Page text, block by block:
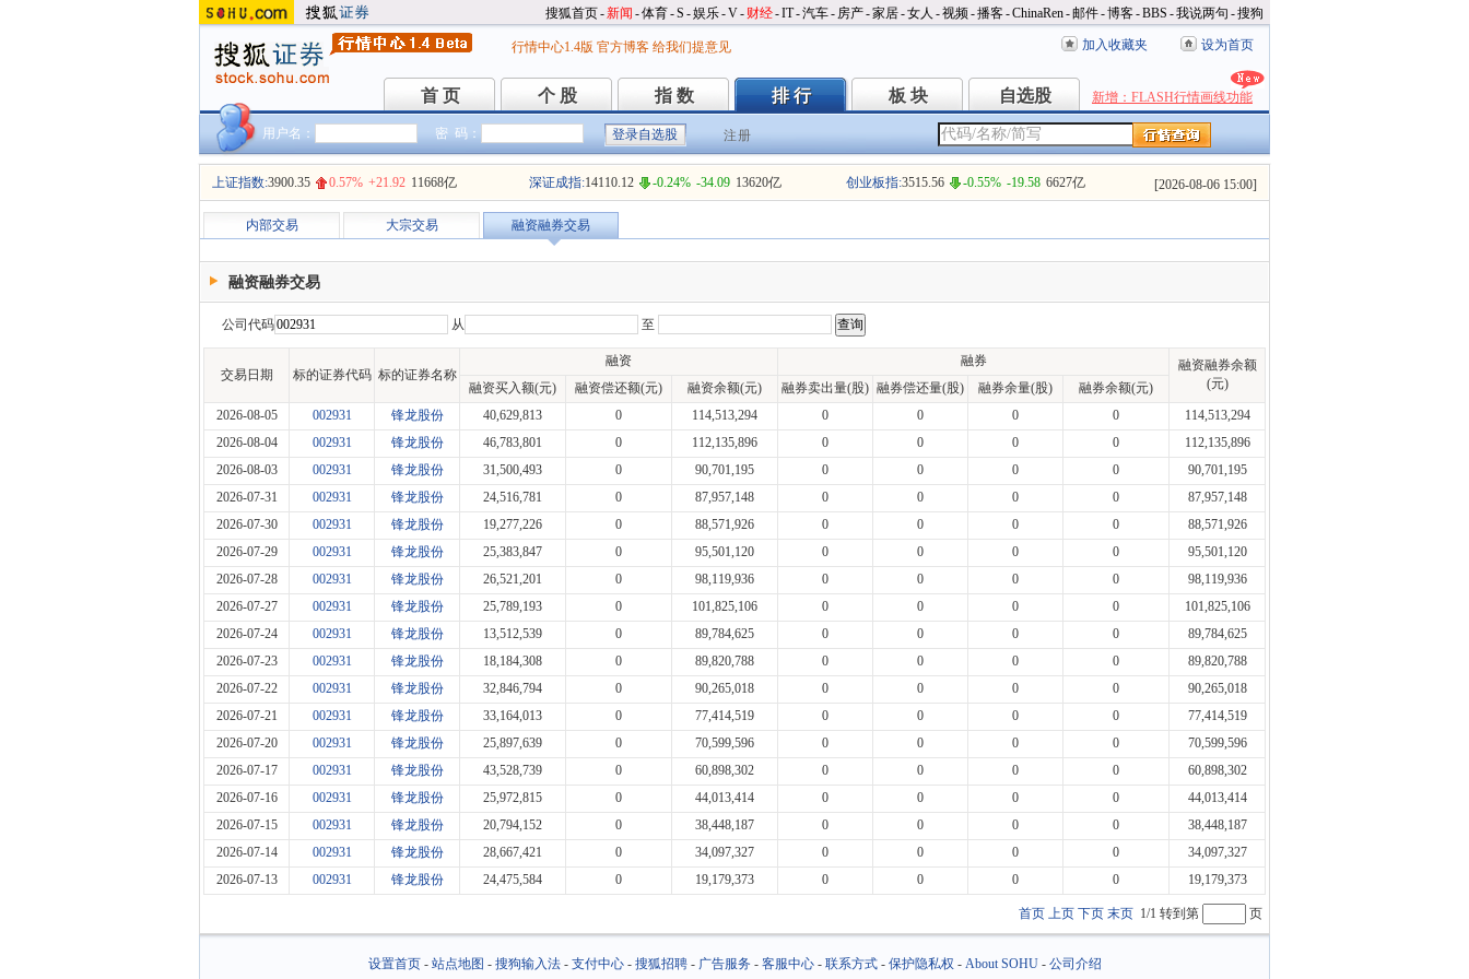
搜狐首页-新闻 -体育-S -娱乐-V- 财经-IT-汽车- 房产-家居-女人 -视频-播客-ChinaRen-邮件-博客-BBS -我说两句 -搜狗
行情中心1.4版 官方博客 给我们提意见 加入收藏夹 设为首页
首 页
首 页 个 股
个 股 指 数
指 数 排 行
排 行 板 块
板 块 自选股
自选股 新增：FLASH行情画线功能
用户名： 密 码： 注册
上证指数:3900.35 0.57% +21.92 11668亿 深证成指:14110.12 -0.24% -34.09 13620亿 创业板指:3515.56 -0.55% -19.58 6627亿 [2026-08-06 15:00]
内部交易 大宗交易 融资融券交易
融资融券交易
公司代码 从 至
交易日期 标的证券代码 标的证券名称
融资 融券
融资融券余额
(元)
融资买入额(元) 融资偿还额(元) 融资余额(元) 融券卖出量(股) 融券偿还量(股) 融券余量(股)
融券余额(元)
2026-08-05
002931 锋龙股份 40,629,813 0 114,513,294 0 0 0 0
114,513,294
2026-08-04
002931 锋龙股份 46,783,801 0 112,135,896 0 0 0 0
112,135,896
2026-08-03
002931 锋龙股份 31,500,493 0 90,701,195 0 0 0 0
90,701,195
2026-07-31
002931 锋龙股份 24,516,781 0 87,957,148 0 0 0 0
87,957,148
2026-07-30
002931 锋龙股份 19,277,226 0 88,571,926 0 0 0 0
88,571,926
2026-07-29
002931 锋龙股份 25,383,847 0 95,501,120 0 0 0 0
95,501,120
2026-07-28
002931 锋龙股份 26,521,201 0 98,119,936 0 0 0 0
98,119,936
2026-07-27
002931 锋龙股份 25,789,193 0 101,825,106 0 0 0 0
101,825,106
2026-07-24
002931 锋龙股份 13,512,539 0 89,784,625 0 0 0 0
89,784,625
2026-07-23
002931 锋龙股份 18,184,308 0 89,820,788 0 0 0 0
89,820,788
2026-07-22
002931 锋龙股份 32,846,794 0 90,265,018 0 0 0 0
90,265,018
2026-07-21
002931 锋龙股份 33,164,013 0 77,414,519 0 0 0 0
77,414,519
2026-07-20
002931 锋龙股份 25,897,639 0 70,599,596 0 0 0 0
70,599,596
2026-07-17
002931 锋龙股份 43,528,739 0 60,898,302 0 0 0 0
60,898,302
2026-07-16
002931 锋龙股份 25,972,815 0 44,013,414 0 0 0 0
44,013,414
2026-07-15
002931 锋龙股份 20,794,152 0 38,448,187 0 0 0 0
38,448,187
2026-07-14
002931 锋龙股份 28,667,421 0 34,097,327 0 0 0 0
34,097,327
2026-07-13
002931 锋龙股份 24,475,584 0 19,179,373 0 0 0 0 19,179,373
首页 上页 下页 末页 1/1 转到第 页
设置首页- 站点地图 - 搜狗输入法- 支付中心- 搜狐招聘- 广告服务- 客服中心- 联系方式- 保护隐私权 - About SOHU- 公司介绍